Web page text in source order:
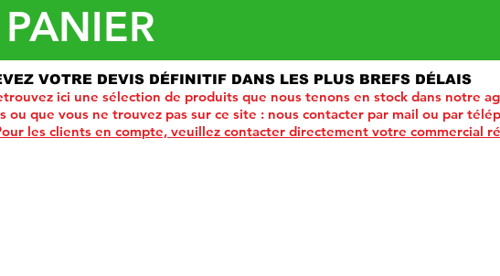
VOTRE DEVIS DÉFINITIF DANS LES PLUS BREFS DÉLAIS
ici une sélection de produits que nous tenons en stock dans notre
que vous ne trouvez pas sur ce site : nous contacter par mail ou par
les clients en compte, veuillez contacter directement votre commercial